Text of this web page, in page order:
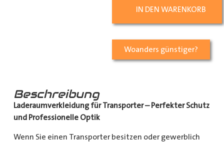
IN DEN WARENKORB
Woanders günstiger?
Beschreibung
Laderaumverkleidung für Transporter – Perfekter Schutz
und Professionelle Optik
Wenn Sie einen Transporter besitzen oder gewerblich